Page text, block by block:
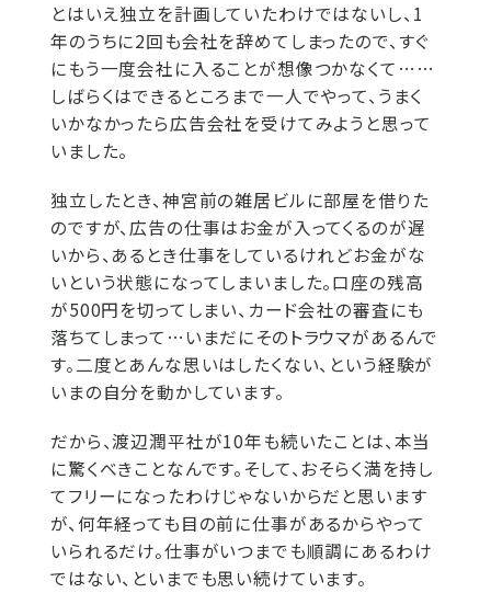
とはいえ独立を計画していたわけではないし、1
年のうちに2回も会社を辞めてしまったので、すぐ
にもう一度会社に入ることが想像つかなくて……
しばらくはできるところまで一人でやって、うまく
いかなかったら広告会社を受けてみようと思って
いました。
独立したとき、神宮前の雑居ビルに部屋を借りた
のですが、広告の仕事はお金が入ってくるのが遅
いから、あるとき仕事をしているけれどお金がな
いという状態になってしまいました。口座の残高
が500円を切ってしまい、カード会社の審査にも
落ちてしまって…いまだにそのトラウマがあるんで
す。二度とあんな思いはしたくない、という経験が
いまの自分を動かしています。
だから、渡辺潤平社が10年も続いたことは、本当
に驚くべきことなんです。そして、おそらく満を持し
てフリーになったわけじゃないからだと思います
が、何年経っても目の前に仕事があるからやって
いられるだけ。仕事がいつまでも順調にあるわけ
ではない、といまでも思い続けています。